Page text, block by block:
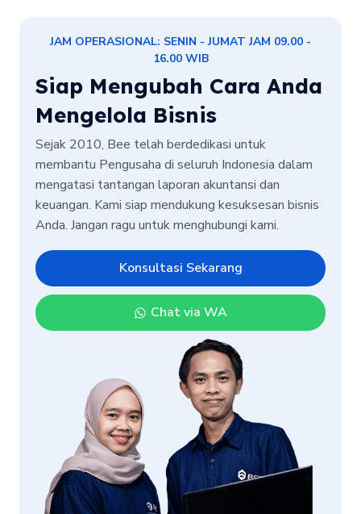
JAM OPERASIONAL: SENIN - JUMAT JAM 09.00 -
16.00 WIB
Siap Mengubah Cara Anda
Mengelola Bisnis
Sejak 2010, Bee telah berdedikasi untuk
membantu Pengusaha di seluruh Indonesia dalam
mengatasi tantangan laporan akuntansi dan
keuangan. Kami siap mendukung kesuksesan bisnis
Anda. Jangan ragu untuk menghubungi kami.
Konsultasi Sekarang
Chat via WA